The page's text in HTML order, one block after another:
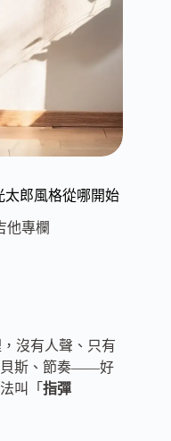
太郎風格從哪開始
他專欄
沒有人聲、只有
貝斯、節奏——好
叫「 指彈